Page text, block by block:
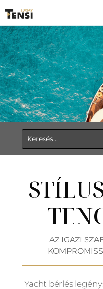
AZ IGAZI
Yacht bérlés